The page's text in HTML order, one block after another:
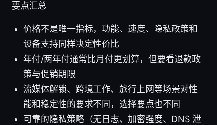
要点汇总
价格不是唯一指标，功能、速度、隐私政策和
设备支持同样决定性价比
年付/两年付通常比月付更划算，但要看退款政
策与促销期限
流媒体解锁、跨境工作、旅行上网等场景对性
能和稳定性的要求不同，选择要点也不同
可靠的隐私策略（无日志、加密强度、DNS 泄